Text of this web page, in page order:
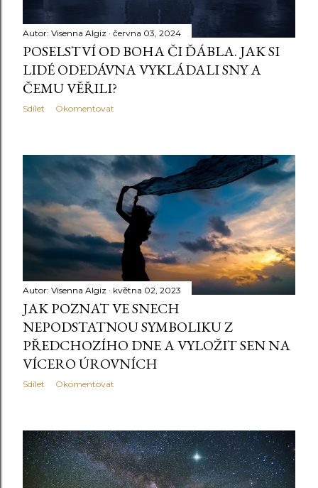
Autor: Visenna Algiz června 03, 2024
POSELSTVÍ OD BOHA ČI ĎÁBLA. JAK SI
LIDÉ ODEDÁVNA VYKLÁDALI SNY A
ČEMU VĚŘILI?
Sdílet Okomentovat
Autor: Visenna Algiz května 02, 2023
JAK POZNAT VE SNECH
NEPODSTATNOU SYMBOLIKU Z
PŘEDCHOZÍHO DNE A VYLOŽIT SEN NA
VÍCERO ÚROVNÍCH
Sdílet Okomentovat